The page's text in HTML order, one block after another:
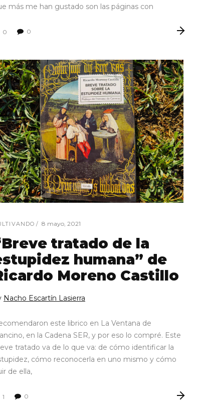
más me han gustado son las páginas con
0 0
8 mayo, 2021
tratado de la
humana” de
Moreno Castillo
Nacho Escartín Lasierra
este librico en La Ventana de
en la Cadena SER, y por eso lo compré. Este
tratado va de lo que va: de cómo identificar la
cómo reconocerla en uno mismo y cómo
de ella,
1 0